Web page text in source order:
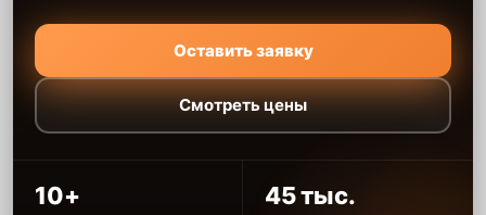
Оставить заявку
Смотреть цены
10+ 45 тыс.